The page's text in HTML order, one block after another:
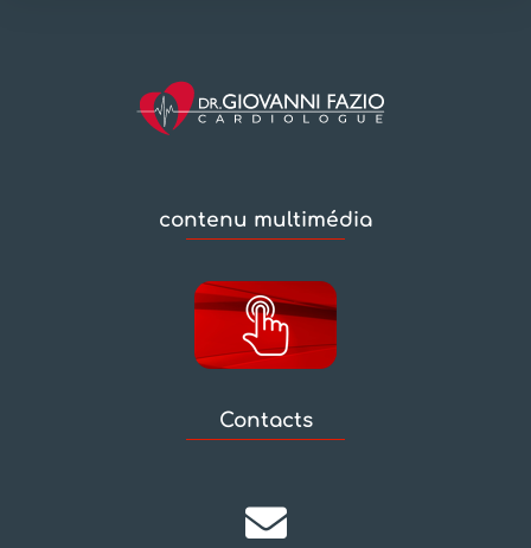
contenu multimédia
Contacts